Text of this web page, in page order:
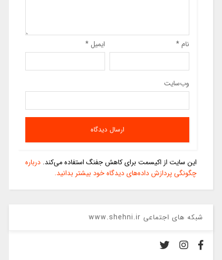
نام* ایمیل*
وب‌سایت
این سایت از اکیسمت برای کاهش جفنگ استفاده می‌کند. درباره
چگونگی پردازش داده‌های دیدگاه خود بیشتر بدانید.
شبکه های اجتماعی www.shehni.ir